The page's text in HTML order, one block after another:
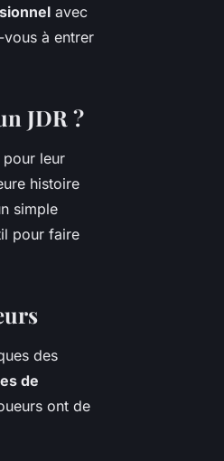
avec
vous à entrer
JDR ?
pour leur
histoire
simple
pour faire
des
de
ont de